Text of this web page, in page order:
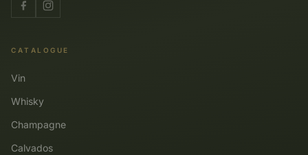
CATALOGUE
Vin
Whisky
Champagne
Calvados